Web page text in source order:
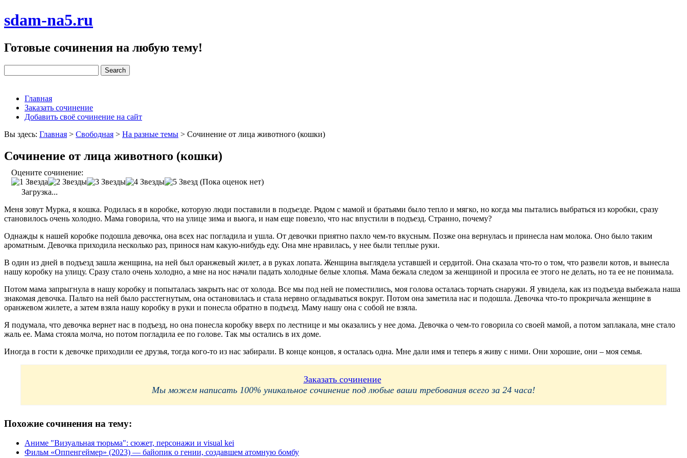
sdam-na5.ru
Готовые сочинения на любую тему!
Главная
Заказать сочинение
Добавить своё сочинение на сайт
Вы здесь: Главная > Свободная > На разные темы > Сочинение от лица животного (кошки)
Сочинение от лица животного (кошки)
Оцените сочинение:
(Пока оценок нет)
Загрузка...
Меня зовут Мурка, я кошка. Родилась я в коробке, которую люди поставили в подъезде. Рядом с мамой и братьями было тепло и мягко, но когда мы пытались выбраться из коробки, сразу
становилось очень холодно. Мама говорила, что на улице зима и вьюга, и нам еще повезло, что нас впустили в подъезд. Странно, почему?
Однажды к нашей коробке подошла девочка, она всех нас погладила и ушла. От девочки приятно пахло чем-то вкусным. Позже она вернулась и принесла нам молока. Оно было таким
ароматным. Девочка приходила несколько раз, принося нам какую-нибудь еду. Она мне нравилась, у нее были теплые руки.
В один из дней в подъезд зашла женщина, на ней был оранжевый жилет, а в руках лопата. Женщина выглядела уставшей и сердитой. Она сказала что-то о том, что развели котов, и вынесла
нашу коробку на улицу. Сразу стало очень холодно, а мне на нос начали падать холодные белые хлопья. Мама бежала следом за женщиной и просила ее этого не делать, но та ее не понимала.
Потом мама запрыгнула в нашу коробку и попыталась закрыть нас от холода. Все мы под ней не поместились, моя голова осталась торчать снаружи. Я увидела, как из подъезда выбежала наша
знакомая девочка. Пальто на ней было расстегнутым, она остановилась и стала нервно огладываться вокруг. Потом она заметила нас и подошла. Девочка что-то прокричала женщине в
оранжевом жилете, а затем взяла нашу коробку в руки и понесла обратно в подъезд. Маму нашу она с собой не взяла.
Я подумала, что девочка вернет нас в подъезд, но она понесла коробку вверх по лестнице и мы оказались у нее дома. Девочка о чем-то говорила со своей мамой, а потом заплакала, мне стало
жаль ее. Мама стояла молча, но потом погладила ее по голове. Так мы остались в их доме.
Иногда в гости к девочке приходили ее друзья, тогда кого-то из нас забирали. В конце концов, я осталась одна. Мне дали имя и теперь я живу с ними. Они хорошие, они – моя семья.
Заказать сочинение
Мы можем написать 100% уникальное сочинение под любые ваши требования всего за 24 часа!
Похожие сочинения на тему:
Аниме "Визуальная тюрьма": сюжет, персонажи и visual kei
Фильм «Оппенгеймер» (2023) — байопик о гении, создавшем атомную бомбу